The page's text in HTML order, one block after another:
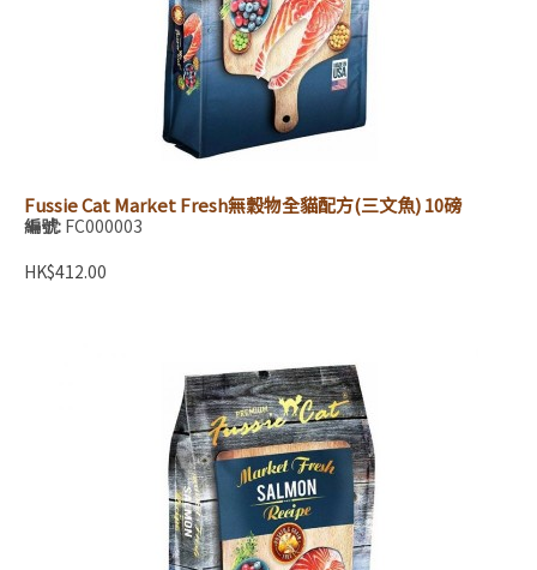
Fussie Cat Market Fresh無穀物全貓配方(三文魚) 10磅
編號: FC000003
HK$412.00